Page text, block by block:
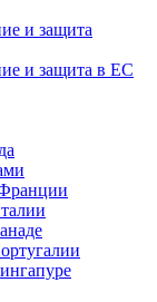
и защита
и защита в ЕС